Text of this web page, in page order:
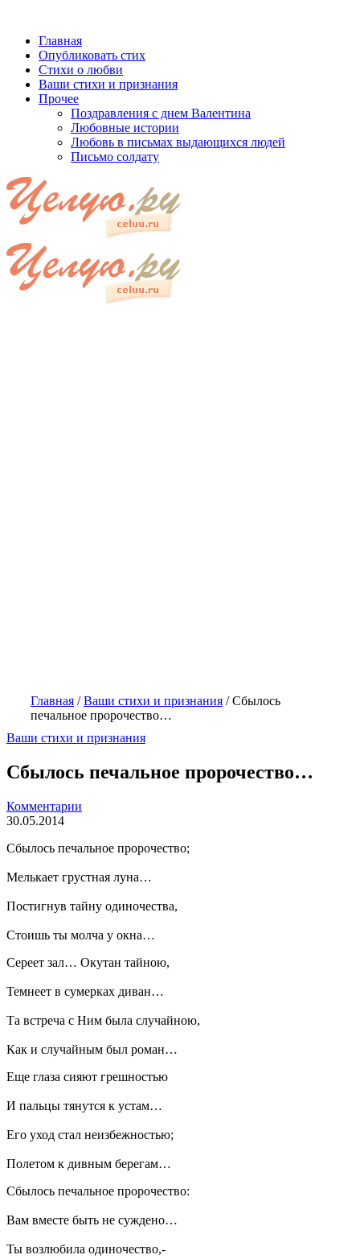
Главная
Опубликовать стих
Стихи о любви
Ваши стихи и признания
Прочее
Поздравления с днем Валентина
Любовные истории
Любовь в письмах выдающихся людей
Письмо солдату
Главная /Ваши стихи и признания /Сбылось
печальное пророчество…
Ваши стихи и признания
Сбылось печальное пророчество…
Комментарии
30.05.2014
Сбылось печальное пророчество;
Мелькает грустная луна…
Постигнув тайну одиночества,
Стоишь ты молча у окна…
Сереет зал… Окутан тайною,
Темнеет в сумерках диван…
Та встреча с Ним была случайною,
Как и случайным был роман…
Еще глаза сияют грешностью
И пальцы тянутся к устам…
Его уход стал неизбежностью;
Полетом к дивным берегам…
Сбылось печальное пророчество:
Вам вместе быть не суждено…
Ты возлюбила одиночество,-